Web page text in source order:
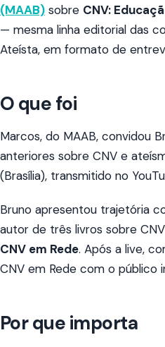
(MAAB) sobre CNV:
— mesma linha editorial das
Ateísta, em formato de
O que foi
Marcos, do MAAB, convidou
anteriores sobre CNV e
(Brasília), transmitido no
Bruno apresentou trajetória
autor de três livros sobre
CNV em Rede. Após a live,
CNV em Rede com o público
Por que importa